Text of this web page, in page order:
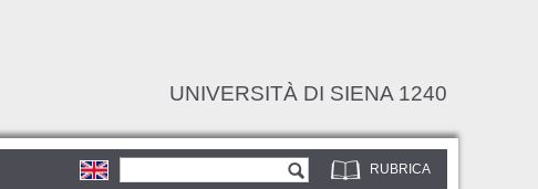
UNIVERSITÀ DI SIENA 1240
RUBRICA
Form di ricerca